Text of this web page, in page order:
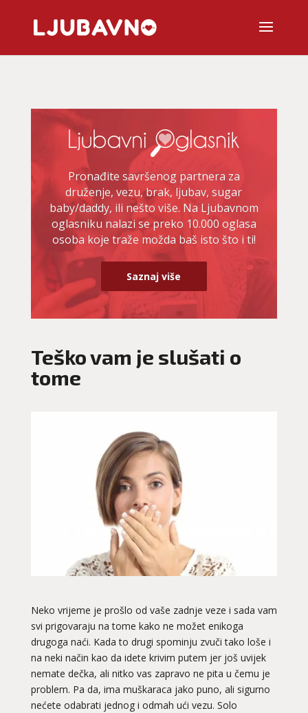
Pronađite savršenog partnera za
druženje, vezu, brak, ljubav, sugar
baby/daddy, ili nešto više. Na Ljubavnom
oglasniku nalazi se preko 10.000 oglasa
osoba koje traže možda baš isto što i ti!
Saznaj više
Teško vam je slušati o
tome
Neko vrijeme je prošlo od vaše zadnje veze i sada vam
svi prigovaraju na tome kako ne možet enikoga
drugoga naći. Kada to drugi spominju zvuči tako loše i
na neki način kao da idete krivim putem jer još uvijek
nemate dečka, ali nitko vas zapravo ne pita u čemu je
problem. Pa da, ima muškaraca jako puno, ali sigurno
nećete odabrati jednog i odmah ući vezu. Solo